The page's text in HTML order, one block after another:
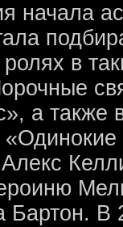
начала
в
а также
Бартон. В